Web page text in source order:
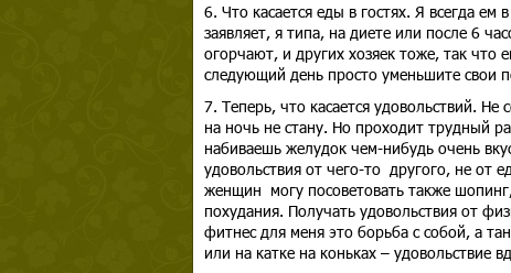
6. Что касается еды в гостях. Я всегда ем
заявляет, я типа, на диете или после 6
огорчают, и других хозяек тоже, так что
следующий день просто уменьшите свои
7. Теперь, что касается удовольствий.
на ночь не стану. Но проходит трудный
набиваешь желудок чем-нибудь очень
удовольствия от чего-то другого, не от
женщин могу посоветовать также
похудания. Получать удовольствия от
фитнес для меня это борьба с собой, а
или на катке на коньках – удовольствие